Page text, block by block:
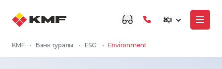
Қаз
KMF • Банк туралы • ESG • Environment